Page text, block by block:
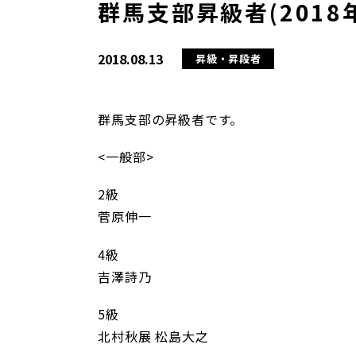
群馬支部昇級者(2018
2018.08.13 昇級・昇段者
群馬支部の昇級者です。
<一般部>
2級
菅原伸一
4級
吉澤詩乃
5級
北村秋展 松島大之